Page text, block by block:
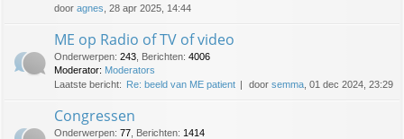
door agnes , 28 apr 2025, 14:44
ME op Radio of TV of video
Onderwerpen: 243 Berichten: 4006
Moderator: Moderators
Laatste bericht: Re: beeld van ME patient door semma , 01 dec 2024, 23:29
Congressen
Onderwerpen: 77 Berichten: 1414